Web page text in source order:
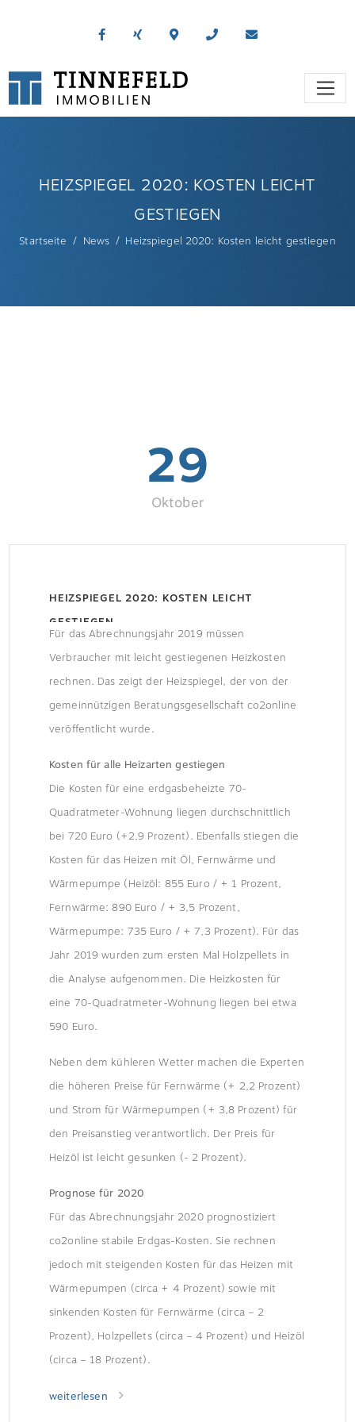
HEIZSPIEGEL 2020: KOSTEN LEICHT
GESTIEGEN
Startseite News Heizspiegel 2020: Kosten leicht gestiegen
29
Oktober
HEIZSPIEGEL 2020: KOSTEN LEICHT
GESTIEGEN
Für das Abrechnungsjahr 2019 müssen
Verbraucher mit leicht gestiegenen Heizkosten
rechnen. Das zeigt der Heizspiegel, der von der
gemeinnützigen Beratungsgesellschaft co2online
veröffentlicht wurde.
Kosten für alle Heizarten gestiegen
Die Kosten für eine erdgasbeheizte 70-
Quadratmeter-Wohnung liegen durchschnittlich
bei 720 Euro (+2,9 Prozent). Ebenfalls stiegen die
Kosten für das Heizen mit Öl, Fernwärme und
Wärmepumpe (Heizöl: 855 Euro / + 1 Prozent,
Fernwärme: 890 Euro / + 3,5 Prozent,
Wärmepumpe: 735 Euro / + 7,3 Prozent). Für das
Jahr 2019 wurden zum ersten Mal Holzpellets in
die Analyse aufgenommen. Die Heizkosten für
eine 70-Quadratmeter-Wohnung liegen bei etwa
590 Euro.
Neben dem kühleren Wetter machen die Experten
die höheren Preise für Fernwärme (+ 2,2 Prozent)
und Strom für Wärmepumpen (+ 3,8 Prozent) für
den Preisanstieg verantwortlich. Der Preis für
Heizöl ist leicht gesunken (- 2 Prozent).
Prognose für 2020
Für das Abrechnungsjahr 2020 prognostiziert
co2online stabile Erdgas-Kosten. Sie rechnen
jedoch mit steigenden Kosten für das Heizen mit
Wärmepumpen (circa + 4 Prozent) sowie mit
sinkenden Kosten für Fernwärme (circa – 2
Prozent), Holzpellets (circa – 4 Prozent) und Heizöl
(circa – 18 Prozent).
weiterlesen